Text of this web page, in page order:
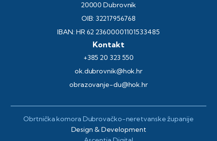
20000 Dubrovnik
OIB: 32217956768
IBAN: HR 62 23600001101533485
Kontakt
+385 20 323 550
ok.dubrovnik@hok.hr
obrazovanje-du@hok.hr
Obrtnička komora Dubrovačko-neretvanske županije
Design & Development